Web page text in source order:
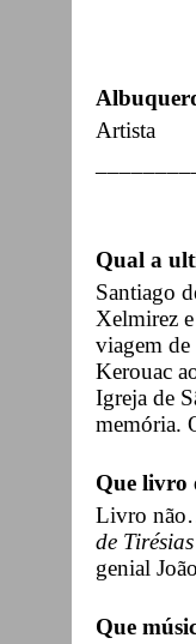
Artista
Qual a
Santiago
Xelmirez
viagem de
Kerouac
Igreja de
memória.
Que livro
Livro
de Tirésias
genial
Que